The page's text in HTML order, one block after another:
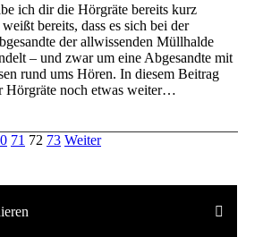
ich dir die Hörgräte bereits kurz
bereits, dass es sich bei der
der allwissenden Müllhalde
– und zwar um eine Abgesandte mit
rund ums Hören. In diesem Beitrag
Hörgräte noch etwas weiter…
71 72 73 Weiter